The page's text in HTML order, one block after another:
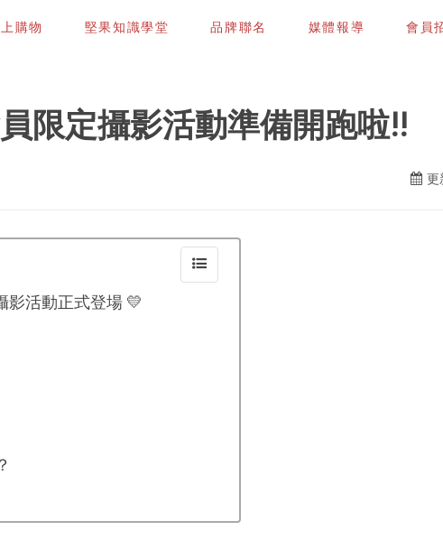
購物 堅果知識學堂 品牌聯名 媒體報導 會員
限定攝影活動準備開跑啦!!
更
影活動正式登場 💛